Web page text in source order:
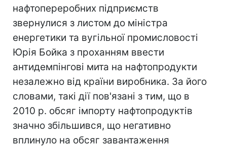
нафтопереробних підприємств
звернулися з листом до міністра
енергетики та вугільної промисловості
Юрія Бойка з проханням ввести
антидемпінгові мита на нафтопродукти
незалежно від країни виробника. За його
словами, такі дії пов'язані з тим, що в
2010 р. обсяг імпорту нафтопродуктів
значно збільшився, що негативно
вплинуло на обсяг завантаження